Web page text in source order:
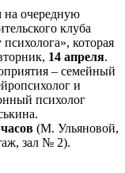
очередную
клуба
которая
14 апреля.
– семейный
и
психолог
(М. Ульяновой,
зал № 2).